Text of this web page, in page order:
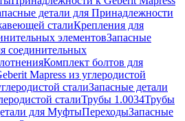
детали для Принадлежности
сталиКрепления для
элементовЗапасные
соединительных
Комплект болтов для
Mapress из углеродистой
сталиЗапасные детали
сталиТрубы 1.0034Трубы
для МуфтыПереходыЗапасные